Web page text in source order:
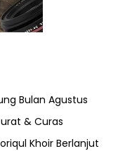
Bulan Agustus
& Curas
Khoir Berlanjut